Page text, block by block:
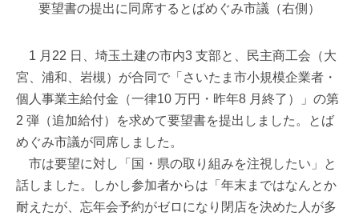
要望書の提出に同席するとばめぐみ市議（右側）
1 月22 日、埼玉土建の市内3 支部と、民主商工会（大
宮、浦和、岩槻）が合同で「さいたま市小規模企業者・
個人事業主給付金（一律10 万円・昨年8 月終了）」の第
2 弾（追加給付）を求めて要望書を提出しました。とば
めぐみ市議が同席しました。
市は要望に対し「国・県の取り組みを注視したい」と
話しました。しかし参加者からは「年末まではなんとか
耐えたが、忘年会予約がゼロになり閉店を決めた人が多